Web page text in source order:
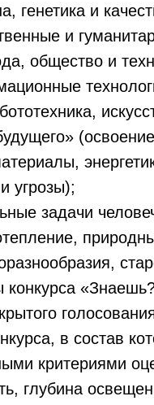
генетика и
и
общество и
(освоение
угрозы);
задачи
в состав
критериями
глубина